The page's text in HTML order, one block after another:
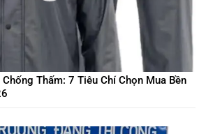
Thấm: 7 Tiêu Chí Chọn Mua Bền